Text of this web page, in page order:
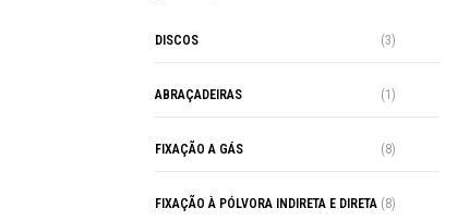
DISCOS (3)
ABRAÇADEIRAS (1)
FIXAÇÃO A GÁS (8)
FIXAÇÃO À PÓLVORA INDIRETA E DIRETA (8)